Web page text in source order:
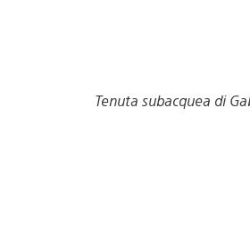
Tenuta subacquea di